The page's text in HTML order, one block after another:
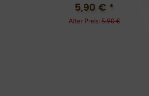
5,90 € *
Alter Preis:5,90 €